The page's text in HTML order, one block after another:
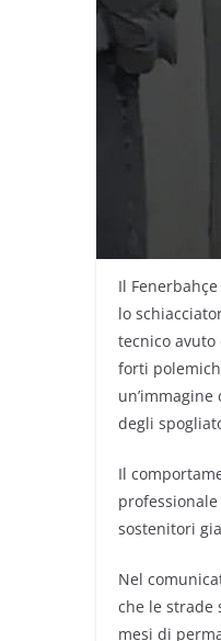
Il
lo
tecnico
forti
degli
Il
sostenitori
Nel
che le strade
mesi di